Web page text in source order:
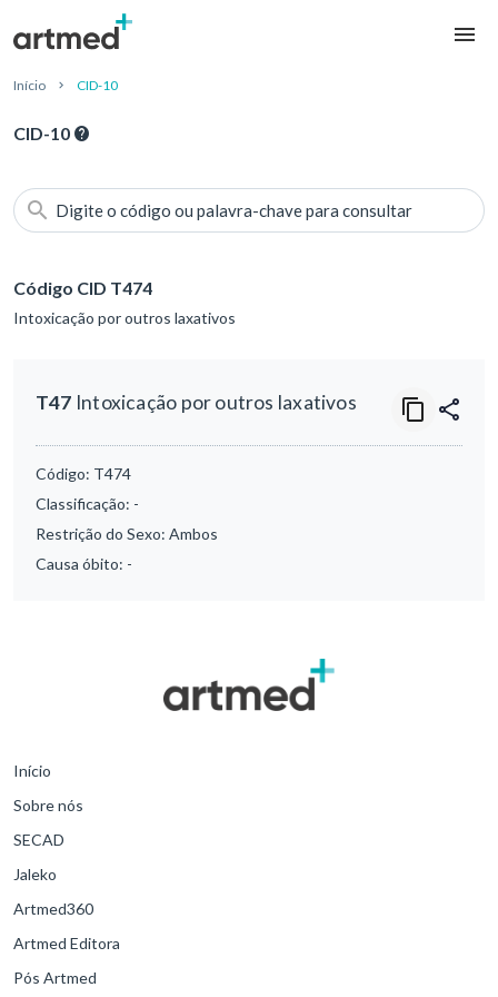
Início CID-10
CID-10
Digite o código ou palavra-chave para consultar
Código CID T474
Intoxicação por outros laxativos
T47 Intoxicação por outros laxativos
Código: T474
Classificação: -
Restrição do Sexo: Ambos
Causa óbito: -
Início
Sobre nós
SECAD
Jaleko
Artmed360
Artmed Editora
Pós Artmed